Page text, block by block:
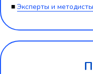
■ Эксперты и методисты